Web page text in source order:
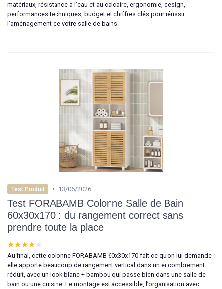
matériaux, résistance à l’eau et au calcaire, ergonomie, design,
performances techniques, budget et chiffres clés pour réussir
l’aménagement de votre salle de bains.
Test Produit • 13/06/2026
Test FORABAMB Colonne Salle de Bain
60x30x170 : du rangement correct sans
prendre toute la place
★★★★★
★★★★★
Au final, cette colonne FORABAMB 60x30x170 fait ce qu’on lui demande :
elle apporte beaucoup de rangement vertical dans un encombrement
réduit, avec un look blanc + bambou qui passe bien dans une salle de
bain ou une cuisine. Le montage est accessible, l’organisation avec